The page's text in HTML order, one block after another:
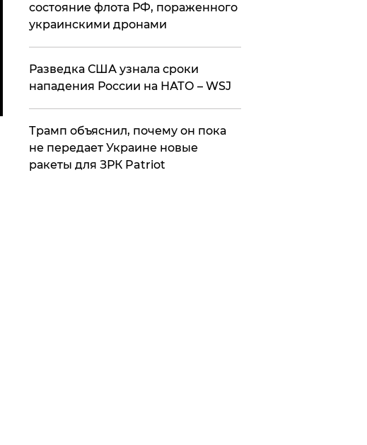
состояние флота РФ, пораженного
украинскими дронами
Разведка США узнала сроки
нападения России на НАТО – WSJ
Трамп объяснил, почему он пока
не передает Украине новые
ракеты для ЗРК Patriot